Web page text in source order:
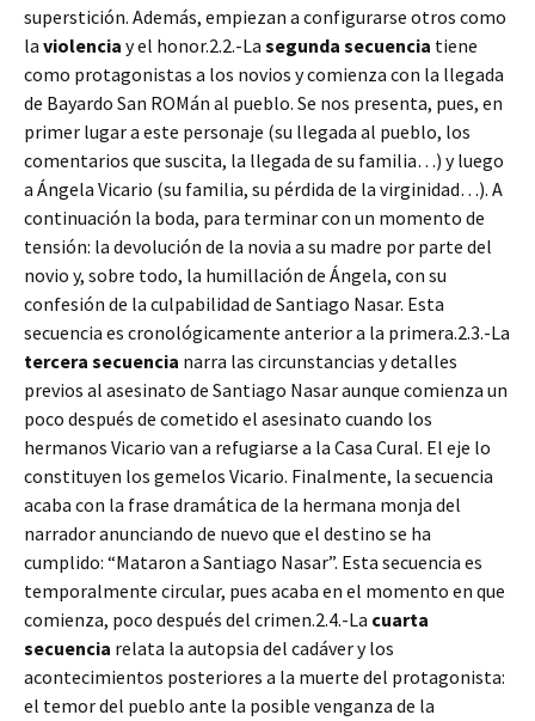
superstición. Además, empiezan a configurarse otros como
la violencia y el honor.2.2.-La segunda secuencia tiene
como protagonistas a los novios y comienza con la llegada
de Bayardo San ROMán al pueblo. Se nos presenta, pues, en
primer lugar a este personaje (su llegada al pueblo, los
comentarios que suscita, la llegada de su familia…) y luego
a Ángela Vicario (su familia, su pérdida de la virginidad…). A
continuación la boda, para terminar con un momento de
tensión: la devolución de la novia a su madre por parte del
novio y, sobre todo, la humillación de Ángela, con su
confesión de la culpabilidad de Santiago Nasar. Esta
secuencia es cronológicamente anterior a la primera.2.3.-La
tercera secuencia narra las circunstancias y detalles
previos al asesinato de Santiago Nasar aunque comienza un
poco después de cometido el asesinato cuando los
hermanos Vicario van a refugiarse a la Casa Cural. El eje lo
constituyen los gemelos Vicario. Finalmente, la secuencia
acaba con la frase dramática de la hermana monja del
narrador anunciando de nuevo que el destino se ha
cumplido: “Mataron a Santiago Nasar”. Esta secuencia es
temporalmente circular, pues acaba en el momento en que
comienza, poco después del crimen.2.4.-La cuarta
secuencia relata la autopsia del cadáver y los
acontecimientos posteriores a la muerte del protagonista:
el temor del pueblo ante la posible venganza de la